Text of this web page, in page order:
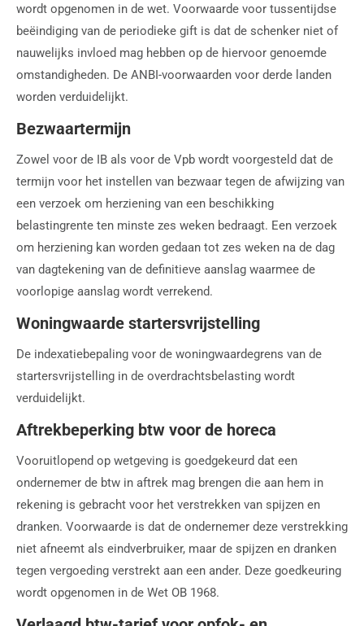
wordt opgenomen in de wet. Voorwaarde voor tussentijdse
beëindiging van de periodieke gift is dat de schenker niet of
nauwelijks invloed mag hebben op de hiervoor genoemde
omstandigheden. De ANBI-voorwaarden voor derde landen
worden verduidelijkt.
Bezwaartermijn
Zowel voor de IB als voor de Vpb wordt voorgesteld dat de
termijn voor het instellen van bezwaar tegen de afwijzing van
een verzoek om herziening van een beschikking
belastingrente ten minste zes weken bedraagt. Een verzoek
om herziening kan worden gedaan tot zes weken na de dag
van dagtekening van de definitieve aanslag waarmee de
voorlopige aanslag wordt verrekend.
Woningwaarde startersvrijstelling
De indexatiebepaling voor de woningwaardegrens van de
startersvrijstelling in de overdrachtsbelasting wordt
verduidelijkt.
Aftrekbeperking btw voor de horeca
Vooruitlopend op wetgeving is goedgekeurd dat een
ondernemer de btw in aftrek mag brengen die aan hem in
rekening is gebracht voor het verstrekken van spijzen en
dranken. Voorwaarde is dat de ondernemer deze verstrekking
niet afneemt als eindverbruiker, maar de spijzen en dranken
tegen vergoeding verstrekt aan een ander. Deze goedkeuring
wordt opgenomen in de Wet OB 1968.